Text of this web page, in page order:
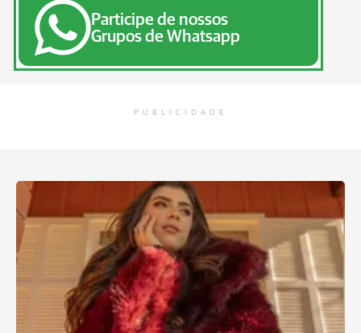
Participe de nossos
Grupos de Whatsapp
PUBLICIDADE